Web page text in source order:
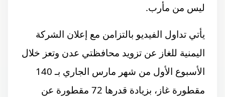
ليس من مأرب.
يأتي تداول الفيديو بالتزامن مع إعلان الشركة
اليمنية للغاز عن تزويد محافظتي عدن وتعز خلال
الأسبوع الأول من شهر مارس الجاري بـ 140
مقطورة غاز، بزيادة قدرها 72 مقطورة عن